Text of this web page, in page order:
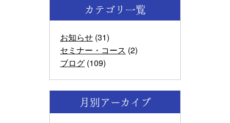
カテゴリ一覧
お知らせ (31)
セミナー・コース (2)
ブログ (109)
月別アーカイブ